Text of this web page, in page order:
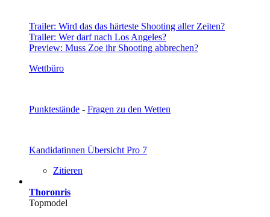
Trailer: Wird das das härteste Shooting aller Zeiten?
Trailer: Wer darf nach Los Angeles?
Preview: Muss Zoe ihr Shooting abbrechen?
Wettbüro
Punktestände - Fragen zu den Wetten
Kandidatinnen Übersicht Pro 7
Zitieren
Thoronris
Topmodel